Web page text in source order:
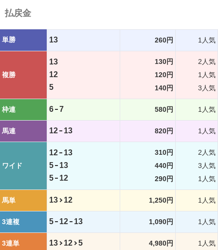
払戻金
単勝 13 260円 1人気
複勝
13
12
5
130円
120円
140円
2人気
1人気
3人気
枠連 6 7 580円 1人気
馬連 12 13 820円 1人気
ワイド
12
13
5
13
5
12
310円
440円
290円
2人気
3人気
1人気
馬単 13 12 1,250円 1人気
3連複 5 12 13 1,090円 1人気
3連単 13 12 5 4,980円 1人気